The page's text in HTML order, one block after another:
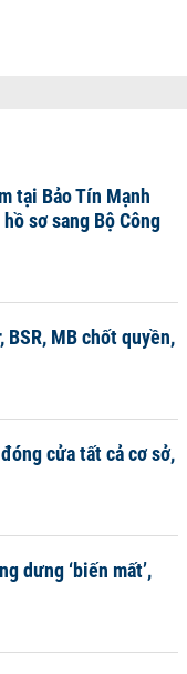
tại Bảo Tín Mạnh
sơ sang Bộ Công
MB chốt quyền,
cửa tất cả cơ sở,
dưng ‘biến mất’,